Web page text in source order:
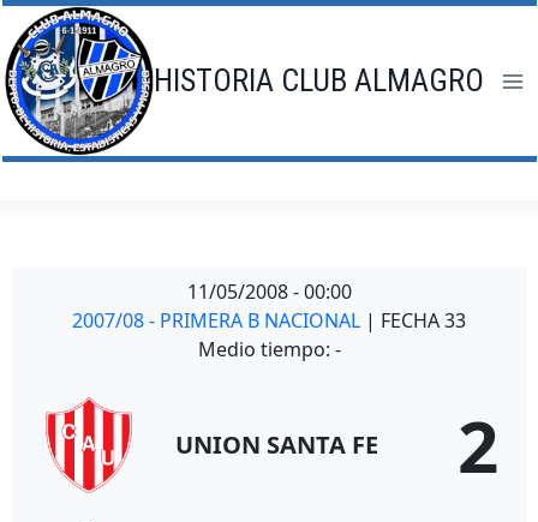
Saltar
al
contenido
HISTORIA CLUB ALMAGRO
11/05/2008 - 00:00
2007/08 - PRIMERA B NACIONAL | FECHA 33
Medio tiempo: -
UNION SANTA FE 2